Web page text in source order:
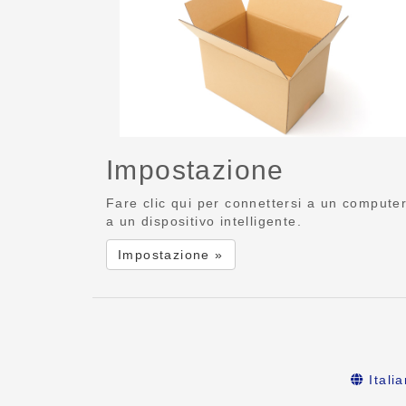
Impostazione
Fare clic qui per connettersi a un
a un dispositivo intelligente.
Impostazione »